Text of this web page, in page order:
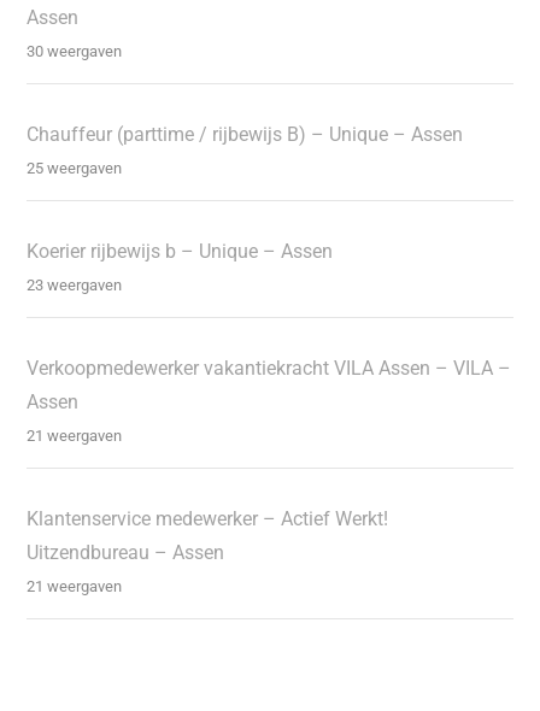
Assen
30 weergaven
Chauffeur (parttime / rijbewijs B) – Unique – Assen
25 weergaven
Koerier rijbewijs b – Unique – Assen
23 weergaven
Verkoopmedewerker vakantiekracht VILA Assen – VILA –
Assen
21 weergaven
Klantenservice medewerker – Actief Werkt!
Uitzendbureau – Assen
21 weergaven